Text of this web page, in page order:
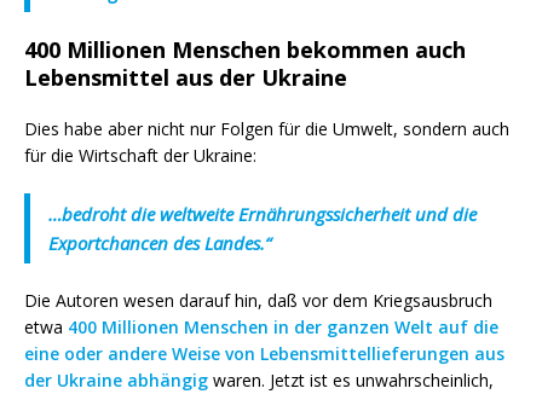
400 Millionen Menschen bekommen auch
Lebensmittel aus der Ukraine
Dies habe aber nicht nur Folgen für die Umwelt, sondern auch
für die Wirtschaft der Ukraine:
…bedroht die weltweite Ernährungssicherheit und die
Exportchancen des Landes.“
Die Autoren wesen darauf hin, daß vor dem Kriegsausbruch
etwa 400 Millionen Menschen in der ganzen Welt auf die
eine oder andere Weise von Lebensmittellieferungen aus
der Ukraine abhängig waren. Jetzt ist es unwahrscheinlich,